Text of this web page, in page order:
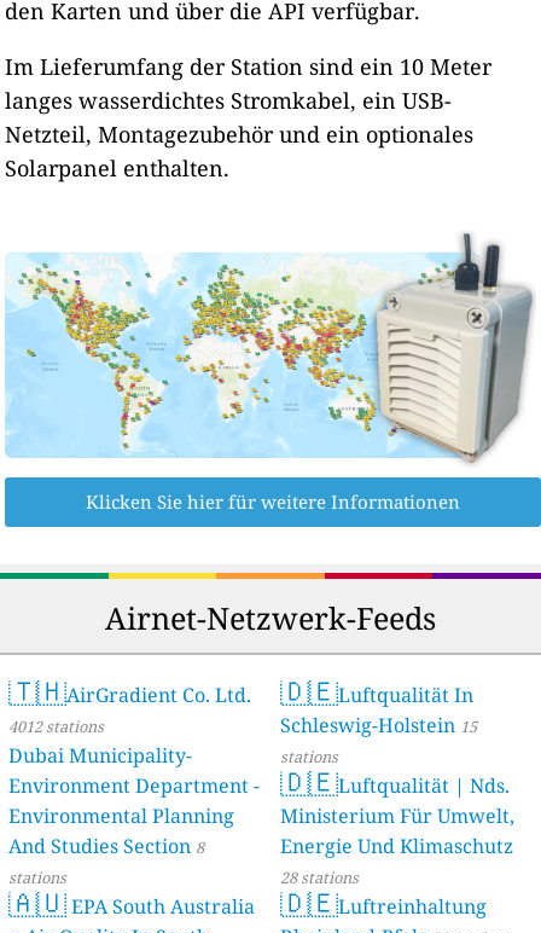
den Karten und über die API verfügbar.
Im Lieferumfang der Station sind ein 10 Meter
langes wasserdichtes Stromkabel, ein USB-
Netzteil, Montagezubehör und ein optionales
Solarpanel enthalten.
Klicken Sie hier für weitere Informationen
Airnet-Netzwerk-Feeds
🇹🇭AirGradient Co. Ltd.
4012 stations
Dubai Municipality-
Environment Department -
Environmental Planning
And Studies Section 8
stations
🇦🇺EPA South Australia
🇩🇪Luftqualität In
Schleswig-Holstein 15
stations
🇩🇪Luftqualität | Nds.
Ministerium Für Umwelt,
Energie Und Klimaschutz
28 stations
🇩🇪Luftreinhaltung